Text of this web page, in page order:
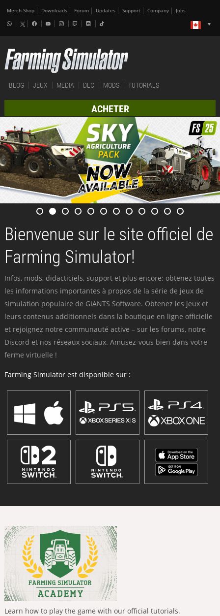
Merch-Shop Downloads Forum Updates Support Company Jobs
BLOG JEUX MEDIA DLC MODS TUTORIALS
ACHETER
Bienvenue sur le site officiel de
Farming Simulator!
Infos, mods, didacticiels, support et plus encore: obtenez toutes
les informations importantes à propos de la série de jeux de
simulation populaire de GIANTS Software. Obtenez les jeux et
leurs contenus additionnels dans la boutique en ligne officielle
et rejoignez notre communauté active – sur les forums, notre
Discord et nos réseaux sociaux. Amusez-vous bien dans votre
ferme virtuelle !
Farming Simulator est disponible sur :
Learn how to play the game with our official tutorials.